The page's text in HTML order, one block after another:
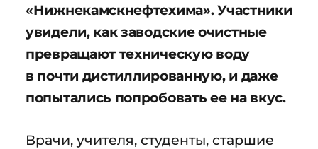
«Нижнекамскнефтехима». Участники
увидели, как заводские очистные
превращают техническую воду
в почти дистиллированную, и даже
попытались попробовать ее на вкус.
Врачи, учителя, студенты, старшие